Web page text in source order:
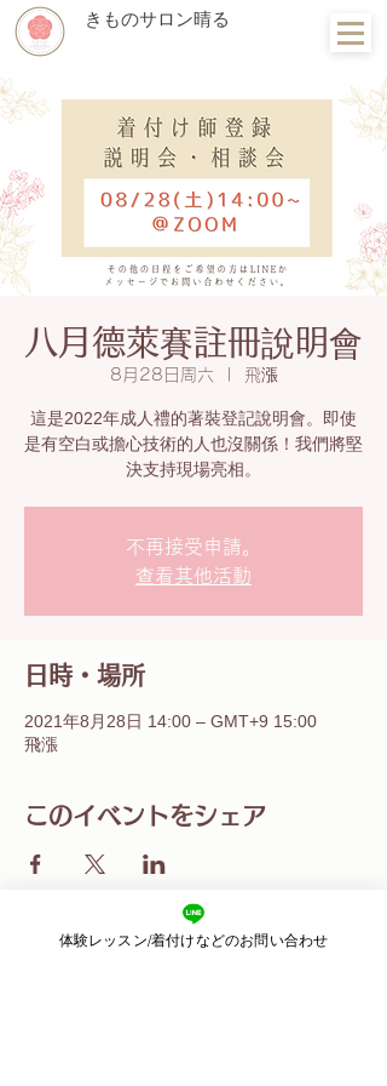
きものサロン晴る
八月德萊賽註冊說明會
8月28日周六 飛漲
這是2022年成人禮的著裝登記說明會。即使
是有空白或擔心技術的人也沒關係！我們將堅
決支持現場亮相。
不再接受申請。
查看其他活動
日時・場所
2021年8月28日 14:00 – GMT+9 15:00
飛漲
このイベントをシェア
​東京都目黒区目黒2-11-3 2F
体験レッスン/着付けなどのお問い合わせ